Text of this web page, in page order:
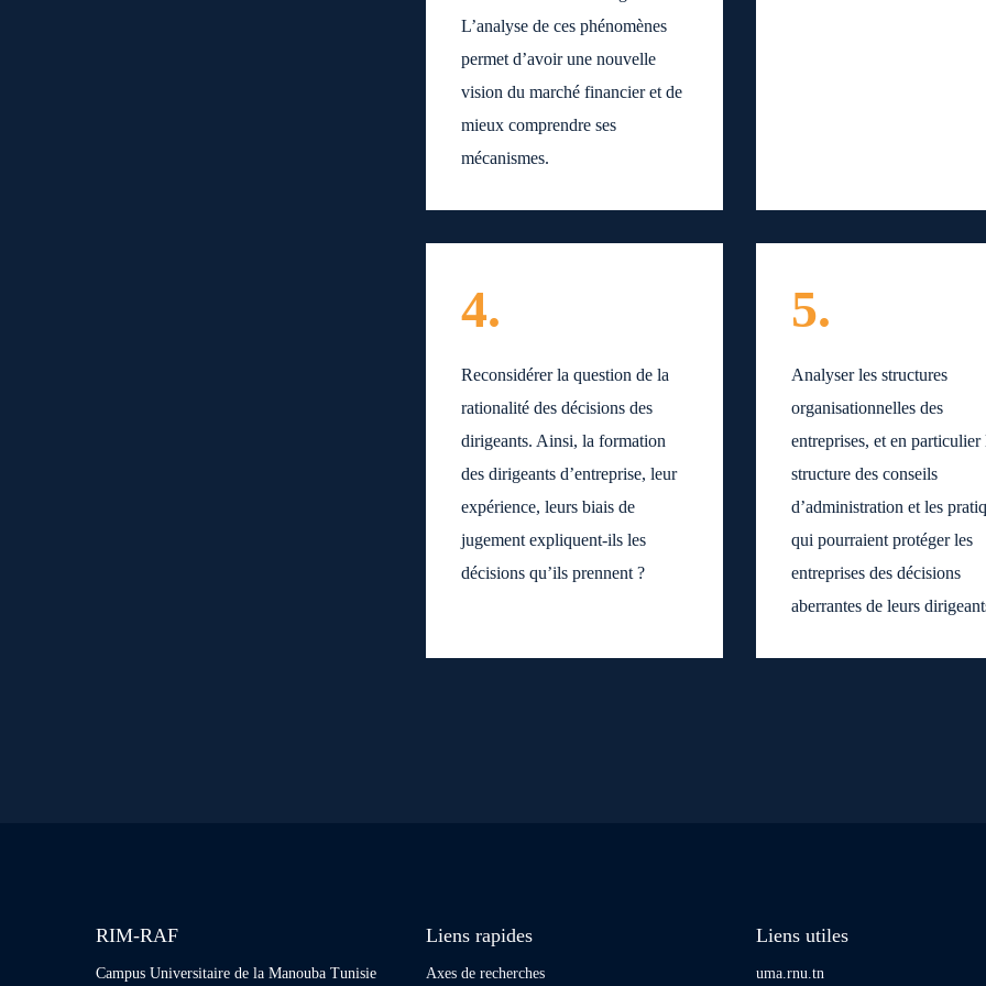
L’analyse de ces phénomènes
permet d’avoir une nouvelle
vision du marché financier et de
mieux comprendre ses
mécanismes.
4.
Reconsidérer la question de la
rationalité des décisions des
dirigeants. Ainsi, la formation
des dirigeants d’entreprise, leur
expérience, leurs biais de
jugement expliquent-ils les
décisions qu’ils prennent ?
5.
Analyser les structures
organisationnelles des
entreprises, et en particulier
structure des conseils
d’administration et les
qui pourraient protéger les
entreprises des décisions
aberrantes de leurs
RIM-RAF
Campus Universitaire de la Manouba Tunisie
Liens rapides
Axes de recherches
Liens utiles
uma.rnu.tn